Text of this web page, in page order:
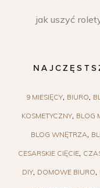
jak uszyć
9 MIESIĘCY BIURO
KOSMETYCZNY BLOG
BLOG WNĘTRZA
CESARSKIE CIĘCIE
DIY DOMOWE BIURO